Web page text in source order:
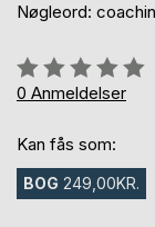
Nøgleord:
Anmeldelse::
0%
0 Anmeldelser
Kan fås som:
BOG 249,00KR.